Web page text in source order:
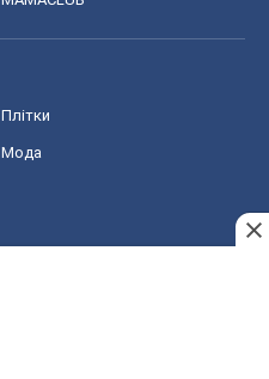
Плітки
Мода